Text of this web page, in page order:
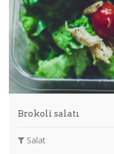
Brokoli salatı
Salat